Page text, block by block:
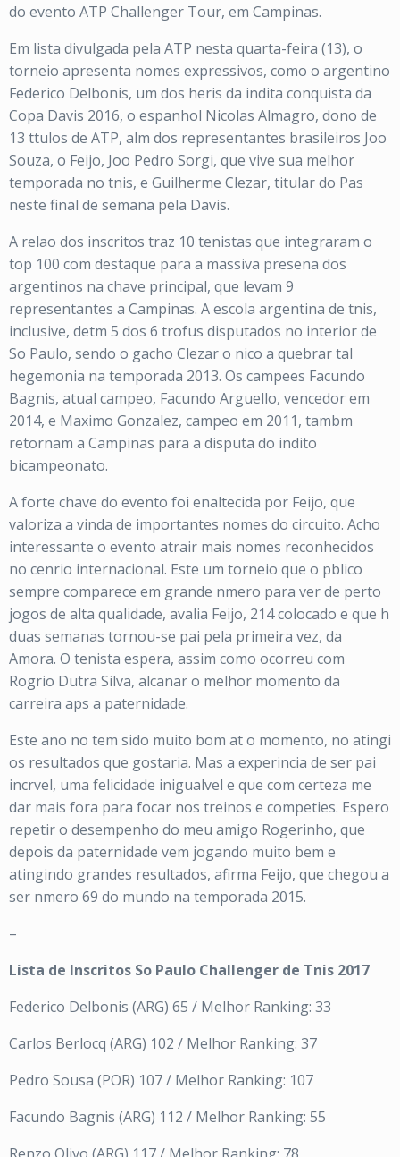
do evento ATP Challenger Tour, em Campinas.
Em lista divulgada pela ATP nesta quarta-feira (13), o
torneio apresenta nomes expressivos, como o argentino
Federico Delbonis, um dos heris da indita conquista da
Copa Davis 2016, o espanhol Nicolas Almagro, dono de
13 ttulos de ATP, alm dos representantes brasileiros Joo
Souza, o Feijo, Joo Pedro Sorgi, que vive sua melhor
temporada no tnis, e Guilherme Clezar, titular do Pas
neste final de semana pela Davis.
A relao dos inscritos traz 10 tenistas que integraram o
top 100 com destaque para a massiva presena dos
argentinos na chave principal, que levam 9
representantes a Campinas. A escola argentina de tnis,
inclusive, detm 5 dos 6 trofus disputados no interior de
So Paulo, sendo o gacho Clezar o nico a quebrar tal
hegemonia na temporada 2013. Os campees Facundo
Bagnis, atual campeo, Facundo Arguello, vencedor em
2014, e Maximo Gonzalez, campeo em 2011, tambm
retornam a Campinas para a disputa do indito
bicampeonato.
A forte chave do evento foi enaltecida por Feijo, que
valoriza a vinda de importantes nomes do circuito. Acho
interessante o evento atrair mais nomes reconhecidos
no cenrio internacional. Este um torneio que o pblico
sempre comparece em grande nmero para ver de perto
jogos de alta qualidade, avalia Feijo, 214 colocado e que h
duas semanas tornou-se pai pela primeira vez, da
Amora. O tenista espera, assim como ocorreu com
Rogrio Dutra Silva, alcanar o melhor momento da
carreira aps a paternidade.
Este ano no tem sido muito bom at o momento, no atingi
os resultados que gostaria. Mas a experincia de ser pai
incrvel, uma felicidade inigualvel e que com certeza me
dar mais fora para focar nos treinos e competies. Espero
repetir o desempenho do meu amigo Rogerinho, que
depois da paternidade vem jogando muito bem e
atingindo grandes resultados, afirma Feijo, que chegou a
ser nmero 69 do mundo na temporada 2015.
–
Lista de Inscritos So Paulo Challenger de Tnis 2017
Federico Delbonis (ARG) 65 / Melhor Ranking: 33
Carlos Berlocq (ARG) 102 / Melhor Ranking: 37
Pedro Sousa (POR) 107 / Melhor Ranking: 107
Facundo Bagnis (ARG) 112 / Melhor Ranking: 55